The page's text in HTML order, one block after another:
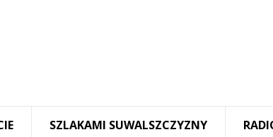
SZLAKAMI SUWALSZCZYZNY